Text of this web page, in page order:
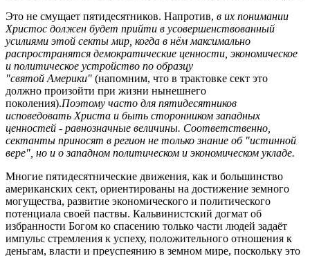
Это не смущает пятидесятников. Напротив, в их понимании
Христос должен будет прийти в усовершенствованный
усилиями этой секты мир, когда в нём максимально
распространятся демократические ценности, экономическое
и политическое устройство по образцу
"святой Америки" (напомним, что в трактовке сект это
должно произойти при жизни нынешнего
поколения).Поэтому часто для пятидесятников
исповедовать Христа и быть сторонником западных
ценностей - равнозначные величины. Соответственно,
сектанты приносят в регион не только знание об "истинной
вере", но и о западном политическом и экономическом укладе.
Многие пятидесятнические движения, как и большинство
американских сект, ориентированы на достижение земного
могущества, развитие экономического и политического
потенциала своей паствы. Кальвинистский догмат об
избранности Богом ко спасению только части людей задаёт
импульс стремления к успеху, положительного отношения к
деньгам, власти и преуспеянию в земном мире, поскольку это